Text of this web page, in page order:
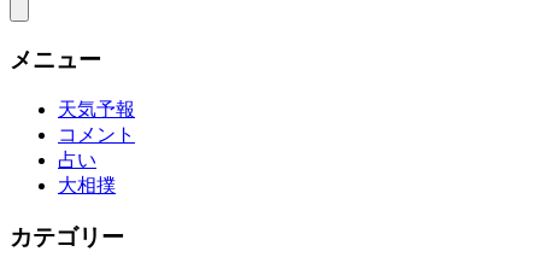
メニュー
天気予報
コメント
占い
大相撲
カテゴリー